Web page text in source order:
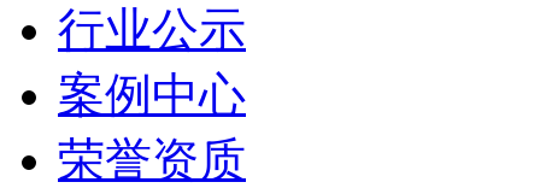
行业公示
案例中心
荣誉资质